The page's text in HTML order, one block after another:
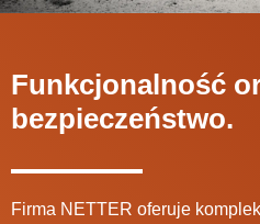
Funkcjonalność
bezpieczeństwo.
Firma NETTER oferuje